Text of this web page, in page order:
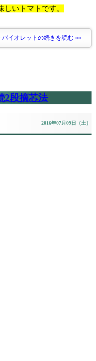
いトマトです。
バイオレットの続きを読む »»
2段摘芯法
2016年07月09日（土）